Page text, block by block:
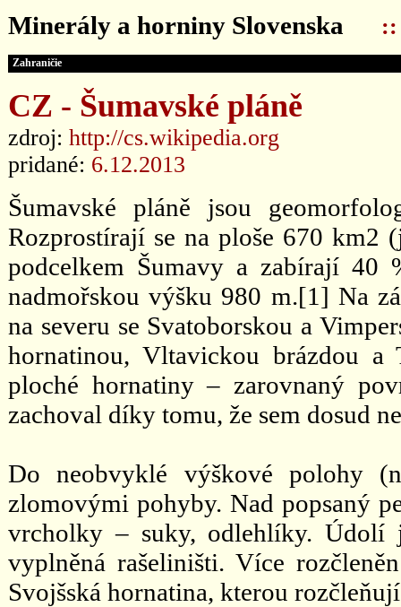
Minerály a horniny Slovenska ::
Zahraničie
CZ - Šumavské pláně
zdroj: http://cs.wikipedia.org
pridané: 6.12.2013
Šumavské pláně jsou
Rozprostírají se na ploše 670 km2
podcelkem Šumavy a zabírají
nadmořskou výšku 980 m.[1] Na
na severu se Svatoborskou a
hornatinou, Vltavickou brázdou a
ploché hornatiny – zarovnaný
zachoval díky tomu, že sem dosud
Do neobvyklé výškové polohy
zlomovými pohyby. Nad popsaný
vrcholky – suky, odlehlíky. Údolí
vyplněná rašeliništi. Více
Svojšská hornatina, kterou